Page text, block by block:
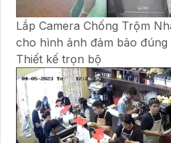
Lắp Camera Chống Trộm
cho hình ảnh đảm bảo đúng
Thiết kế trọn bộ